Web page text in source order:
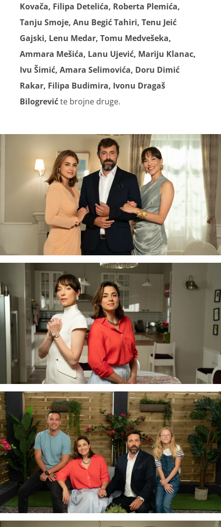
Kovača, Filipa Detelića, Roberta Plemića,
Tanju Smoje, Anu Begić Tahiri, Tenu Jeić
Gajski, Lenu Medar, Tomu Medvešeka,
Ammara Mešića, Lanu Ujević, Mariju Klanac,
Ivu Šimić, Amara Selimovića, Doru Dimić
Rakar, Filipa Budimira, Ivonu Dragaš
Bilogrevićte brojne druge.